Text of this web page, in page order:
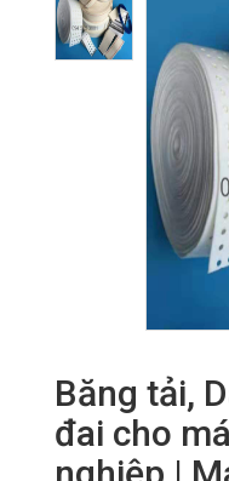
Băng tải,
đai cho